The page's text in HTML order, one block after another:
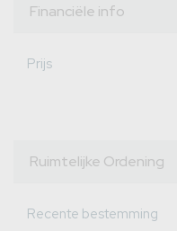
Financiële info
Prijs
Ruimtelijke Ordening
Recente bestemming